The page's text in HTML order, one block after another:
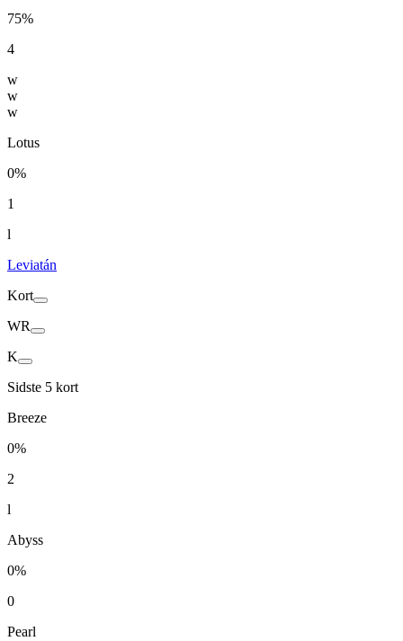
75%
4
w
w
w
Lotus
0%
1
l
Leviatán
Kort
WR
K
Sidste 5 kort
Breeze
0%
2
l
Abyss
0%
0
Pearl